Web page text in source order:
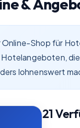
&
Online-Shop für
lohnenswert
21